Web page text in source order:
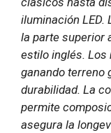
iluminación LED.
la parte superior
estilo inglés.
ganando terreno
durabilidad. La
permite
asegura la